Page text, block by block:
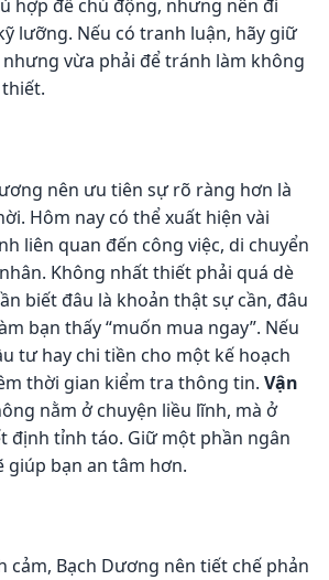
hợp để chủ động, nhưng nên đi
lưỡng. Nếu có tranh luận, hãy giữ
vừa phải để tránh làm không
nên ưu tiên sự rõ ràng hơn là
Hôm nay có thể xuất hiện vài
liên quan đến công việc, di chuyển
Không nhất thiết phải quá dè
biết đâu là khoản thật sự cần, đâu
bạn thấy “muốn mua ngay”. Nếu
tư hay chi tiền cho một kế hoạch
thời gian kiểm tra thông tin. Vận
nằm ở chuyện liều lĩnh, mà ở
định tỉnh táo. Giữ một phần ngân
giúp bạn an tâm hơn.
cảm, Bạch Dương nên tiết chế phản